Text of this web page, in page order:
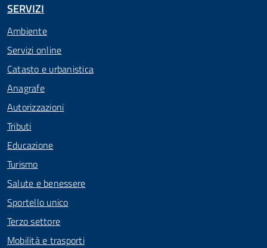
SERVIZI
Ambiente
Servizi online
Catasto e urbanistica
Anagrafe
Autorizzazioni
Tributi
Educazione
Turismo
Salute e benessere
Sportello unico
Terzo settore
Mobilità e trasporti